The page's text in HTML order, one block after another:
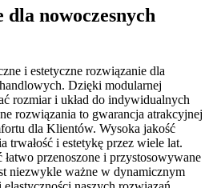
dla nowoczesnych
i estetyczne rozwiązanie dla
Dzięki modularnej
rozmiar i układ do indywidualnych
rozwiązania to gwarancja atrakcyjnej
dla Klientów. Wysoka jakość
trwałość i estetykę przez wiele lat.
przenoszone i przystosowywane
niezwykle ważne w dynamicznym